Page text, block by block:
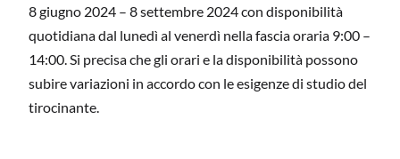
8 giugno 2024 – 8 settembre 2024 con disponibilità
quotidiana dal lunedì al venerdì nella fascia oraria 9:00 –
14:00. Si precisa che gli orari e la disponibilità possono
subire variazioni in accordo con le esigenze di studio del
tirocinante.